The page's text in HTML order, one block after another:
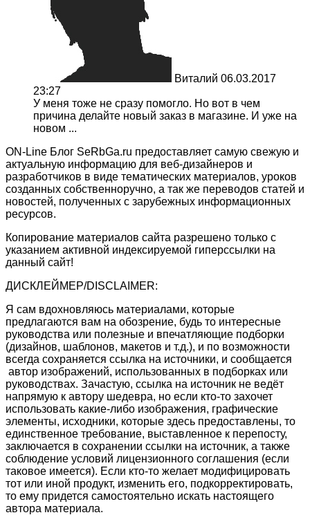
Виталий 06.03.2017
23:27
У меня тоже не сразу помогло. Но вот в чем
причина делайте новый заказ в магазине. И уже на
новом ...
ON-Line Блог SeRbGa.ru предоставляет самую свежую и
актуальную информацию для веб-дизайнеров и
разработчиков в виде тематических материалов, уроков
созданных собственноручно, а так же переводов статей и
новостей, полученных с зарубежных информационных
ресурсов.
Копирование материалов сайта разрешено только с
указанием активной индексируемой гиперссылки на
данный сайт!
ДИСКЛЕЙМЕР/DISCLAIMER:
Я сам вдохновляюсь материалами, которые
предлагаются вам на обозрение, будь то интересные
руководства или полезные и впечатляющие подборки
(дизайнов, шаблонов, макетов и т.д.), и по возможности
всегда сохраняется ссылка на источники, и сообщается
автор изображений, использованных в подборках или
руководствах. Зачастую, ссылка на источник не ведёт
напрямую к автору шедевра, но если кто-то захочет
использовать какие-либо изображения, графические
элементы, исходники, которые здесь предоставлены, то
единственное требование, выставленное к перепосту,
заключается в сохранении ссылки на источник, а также
соблюдение условий лицензионного соглашения (если
таковое имеется). Если кто-то желает модифицировать
тот или иной продукт, изменить его, подкорректировать,
то ему придется самостоятельно искать настоящего
автора материала.